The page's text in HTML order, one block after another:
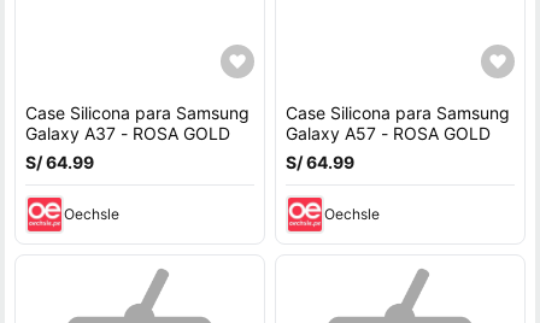
Case Silicona para Samsung
Galaxy A37 - ROSA GOLD
S/ 64.99
Oechsle
Case Silicona para Samsung
Galaxy A57 - ROSA GOLD
S/ 64.99
Oechsle